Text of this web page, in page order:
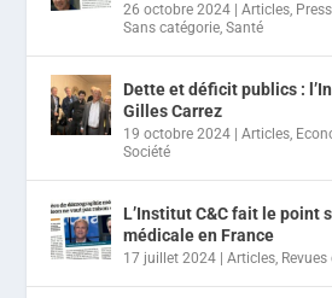
26 octobre 2024 |Articles,
Sans catégorie,Santé
Dette et déficit publics :
Gilles Carrez
19 octobre 2024 |Articles,
Société
L’Institut C&C fait le point
médicale en France
17 juillet 2024 |Articles,